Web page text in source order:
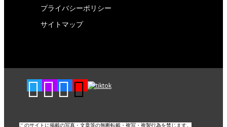
プライバシーポリシー
サイトマップ
このサイトに掲載の写真・文章等の無断転載・複写・複製行為を禁じます。